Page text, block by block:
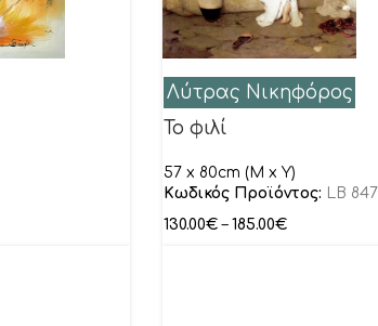
Λύτρας Νικηφόρος
Το φιλί
57 x 80cm (M x Y)
Κωδικός Προϊόντος: LB 847
130.00€ – 185.00€